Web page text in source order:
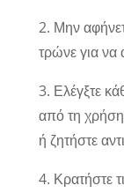
2. Μην
τρώνε για να
3. Ελέγξτε
από τη
ή ζητήστε
4. Κρατήστε